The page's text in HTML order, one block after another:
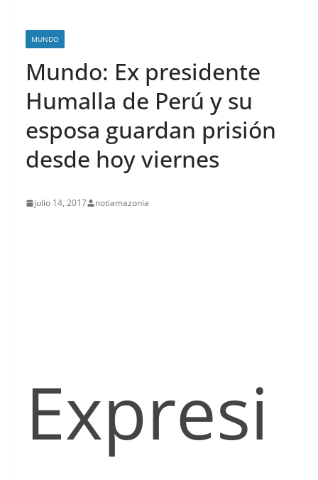
MUNDO
Mundo: Ex presidente
Humalla de Perú y su
esposa guardan prisión
desde hoy viernes
julio 14, 2017 notiamazonia
Expresi